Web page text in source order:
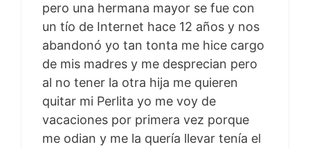
pero una hermana mayor se fue con
un tío de Internet hace 12 años y nos
abandonó yo tan tonta me hice cargo
de mis madres y me desprecian pero
al no tener la otra hija me quieren
quitar mi Perlita yo me voy de
vacaciones por primera vez porque
me odian y me la quería llevar tenía el